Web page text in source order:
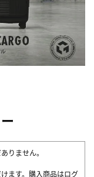
りません。
ます。購入商品はログ